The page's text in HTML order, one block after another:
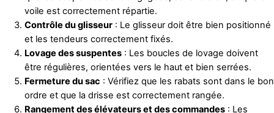
voile est correctement répartie.
Contrôle du glisseur : Le glisseur doit être bien positionné
et les tendeurs correctement fixés.
Lovage des suspentes : Les boucles de lovage doivent
être régulières, orientées vers le haut et bien serrées.
Fermeture du sac : Vérifiez que les rabats sont dans le bon
ordre et que la drisse est correctement rangée.
Rangement des élévateurs et des commandes : Les